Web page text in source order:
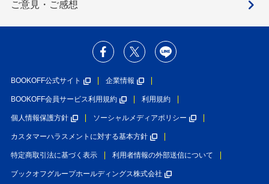
ご意見・ご感想
BOOKOFF公式サイト 企業情報
BOOKOFF会員サービス利用規約 利用規約
個人情報保護方針 ソーシャルメディアポリシー
カスタマーハラスメントに対する基本方針
特定商取引法に基づく表示 利用者情報の外部送信について
ブックオフグループホールディングス株式会社